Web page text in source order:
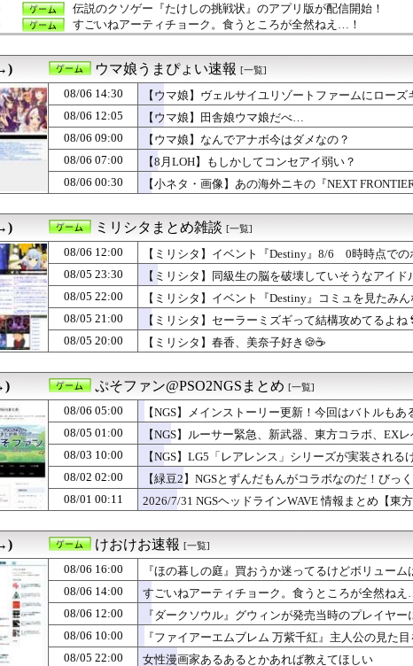
伝説のクソゲー『たけしの挑戦状』のアプリ版が配信開始！
すごいねアーティチョーク。食うところが全然ねえ…！
【ガークリ】正統派だけど、デッッッカって感じの水着のマネ、
いうほど『ドラクエ6』の序盤で頑張ってせいれいのよろい買うか
【朗報】『FE万紫千紅』、ついにキャラ成長率がゲーム内で見れ
【FE万紫千紅】今のところこのリシテアみたいなデカパイ籠手使
【ウマ娘】ふつくしいポーズをとるルーラーシップ
【ウマ娘】田舎娘ウマ娘だべ…
RPG「たまにロボキャラ居る」←まぁわかる「回復魔法でロボ
【ドラクエウォーク】千里行を快適に周回！ワンパン編成と武器
「強いおっさんキャラ」←よくいる 「強いおばさんキャラ」←
【ミリシタ】イベント『Destiny』8/6 0時時点でのポイント、ハ
【ポケチャン】受けループ対策はどうすべき？メガゲンガーや挑
『ダークソウル』グウィンが発売当時のプレイヤーにとってバカ
『みんなのGOLF WORLD』、改善に向けてアプデ計画公表
【ポケチャン】ムラっけオニゴーリ・スコヴィラン戦術の強さと
【ウマ娘】ゴルシとマックイーンその2163
伝説のクソゲー、アプリ版「たけしの挑戦状」が配信開始
任天堂ファン「頼むっ！ディスク廃止撤回してくれえええっ！
【ポケモンチャンピオンズ】主人公のキャラメイクとJK風コーデ
『ファイアーエムブレム 万紫千紅』主人公の見た目を変えられ
『ライザのアトリエ』のAIチャットRPGが8月に配信
【悲報】スプラトゥーンレイダースさん、もうリズム天国にアマ
【ウマ娘】なんでアナボ今はダメなの？
【ウマ娘】年下男性とデートするハローさん
最近のRPG、『宿屋』の存在意義が薄い
【朗報】ファイアーエムブレムさん、ついにキャラ成長率がゲー
『トルネコの大冒険』のリメイクや新作が発売されない理由は？
【悲報】識者「Beast of Reincarnationはパリィ系・ソウルラ...
【朗報】ライザのアトリエ新作、PS4・PS5ハブで発表！
【ウマ娘】策ミラクル
【ポリコレ】任天堂、FEの主人公の性別を「TypeA」「TypeB」と
【NGS】メインストーリー更新！今回はバトルもあるぞ！そして
【朗報】プレステの独占タイトル数がヤバすぎると話題に！
【アイギス】納涼の浴衣イベ！？マータンとリッチ、エターナー
お前らが思うバカゲーて何？
メインヒロインが途中でロング→ショートになる作品
【FE万紫千紅】これゲームの全体の流れどんな感じになるんだ…？
ウマ娘うまぴょい速報 [一覧]
08/06 14:30
【ウマ娘】ヴェルサイユリゾートファームにロー
08/06 12:05
【ウマ娘】田舎娘ウマ娘だべ…
08/06 09:00
【ウマ娘】なんでアナボ今はダメなの？
08/06 07:00
【8月LOH】もしかしてコンセアイ弱い？
08/06 00:30
【小ネタ・画像】あの海外ニキの『NEXT
ミリシタまとめ雑談 [一覧]
08/06 12:00
【ミリシタ】イベント『Destiny』8/6 0時時点で
08/05 23:30
【ミリシタ】同級生の脳を破壊していそうなアイド
08/05 22:00
【ミリシタ】イベント『Destiny』コミュを見た
08/05 21:00
【ミリシタ】セーラーミズギって結構攻めてるよね
08/05 20:00
【ミリシタ】春香、美奈子好き🍪☕
ぷそファン@PSO2NGSまとめ [一覧]
08/06 05:00
【NGS】メインストーリー更新！今回はバトルも
08/05 01:00
【NGS】ルーサー緊急、新武器、東方コラボ、EX
08/03 10:00
【NGS】LG5「レアレンス」シリーズが実装され
いらしいらしい( •᷄ὤ•᷅ )
08/02 02:00
【緑豆2】NGSとずんだもんがコラボなのだ！びっ
08/01 00:11
2026/7/31 NGSヘッドラインWAVE 情報まとめ【東
けおけお速報 [一覧]
08/06 16:00
『ほの暮しの庭』買おうか迷ってるけどボリュー
08/06 14:00
すごいねアーティチョーク。食うところが全然ねえ
08/06 12:00
『ダークソウル』グウィンが発売当時のプレイヤ
08/06 10:00
『ファイアーエムブレム 万紫千紅』主人公の見た
08/05 22:00
女性漫画家あるあるとかあれば教えてほしい